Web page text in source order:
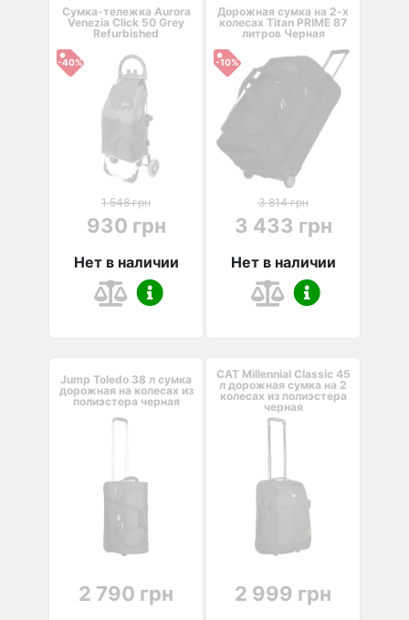
Сумка-тележка Aurora
Venezia Click 50 Grey
Refurbished
-40%
1 548 грн
930 грн
Нет в наличии
Дорожная сумка на 2-х
колесах Titan PRIME 87
литров Черная
-10%
3 814 грн
3 433 грн
Нет в наличии
Jump Toledo 38 л сумка
дорожная на колесах из
полиэстера черная
2 790 грн
CAT Millennial Classic 45
л дорожная сумка на 2
колесах из полиэстера
черная
2 999 грн